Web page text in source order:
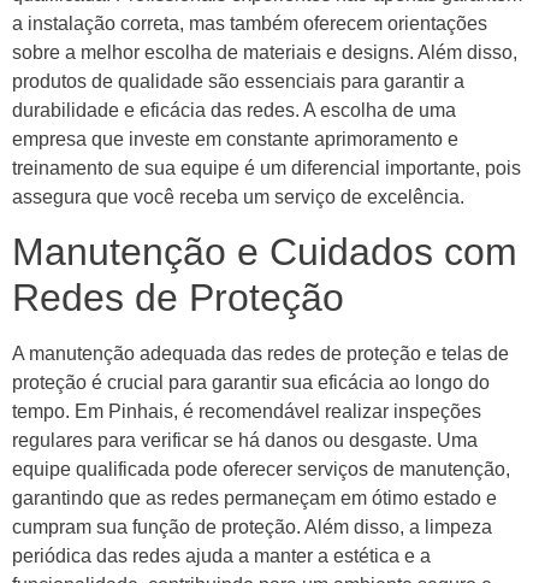
a instalação correta, mas também oferecem orientações
sobre a melhor escolha de materiais e designs. Além disso,
produtos de qualidade são essenciais para garantir a
durabilidade e eficácia das redes. A escolha de uma
empresa que investe em constante aprimoramento e
treinamento de sua equipe é um diferencial importante, pois
assegura que você receba um serviço de excelência.
Manutenção e Cuidados com
Redes de Proteção
A manutenção adequada das redes de proteção e telas de
proteção é crucial para garantir sua eficácia ao longo do
tempo. Em Pinhais, é recomendável realizar inspeções
regulares para verificar se há danos ou desgaste. Uma
equipe qualificada pode oferecer serviços de manutenção,
garantindo que as redes permaneçam em ótimo estado e
cumpram sua função de proteção. Além disso, a limpeza
periódica das redes ajuda a manter a estética e a